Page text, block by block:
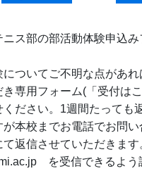
ス部の部活動体験申込み
についてご不明な点があ
き専用フォーム(「受付は
ください。1週間たっても
本校までお電話でお問い
返信させていただきま
　を受信できるよう